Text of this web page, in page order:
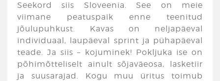
Seekord siis Sloveenia. See on meie
viimane peatuspaik enne teenitud
jõulupuhkust. Kavas on neljapäeval
individuaal, laupäeval sprint ja pühapäeval
teade. Ja siis – kojuminek! Pokljuka ise on
põhimõtteliselt ainult sõjaväeosa, lasketiir
ja suusarajad. Kogu muu üritus toimub